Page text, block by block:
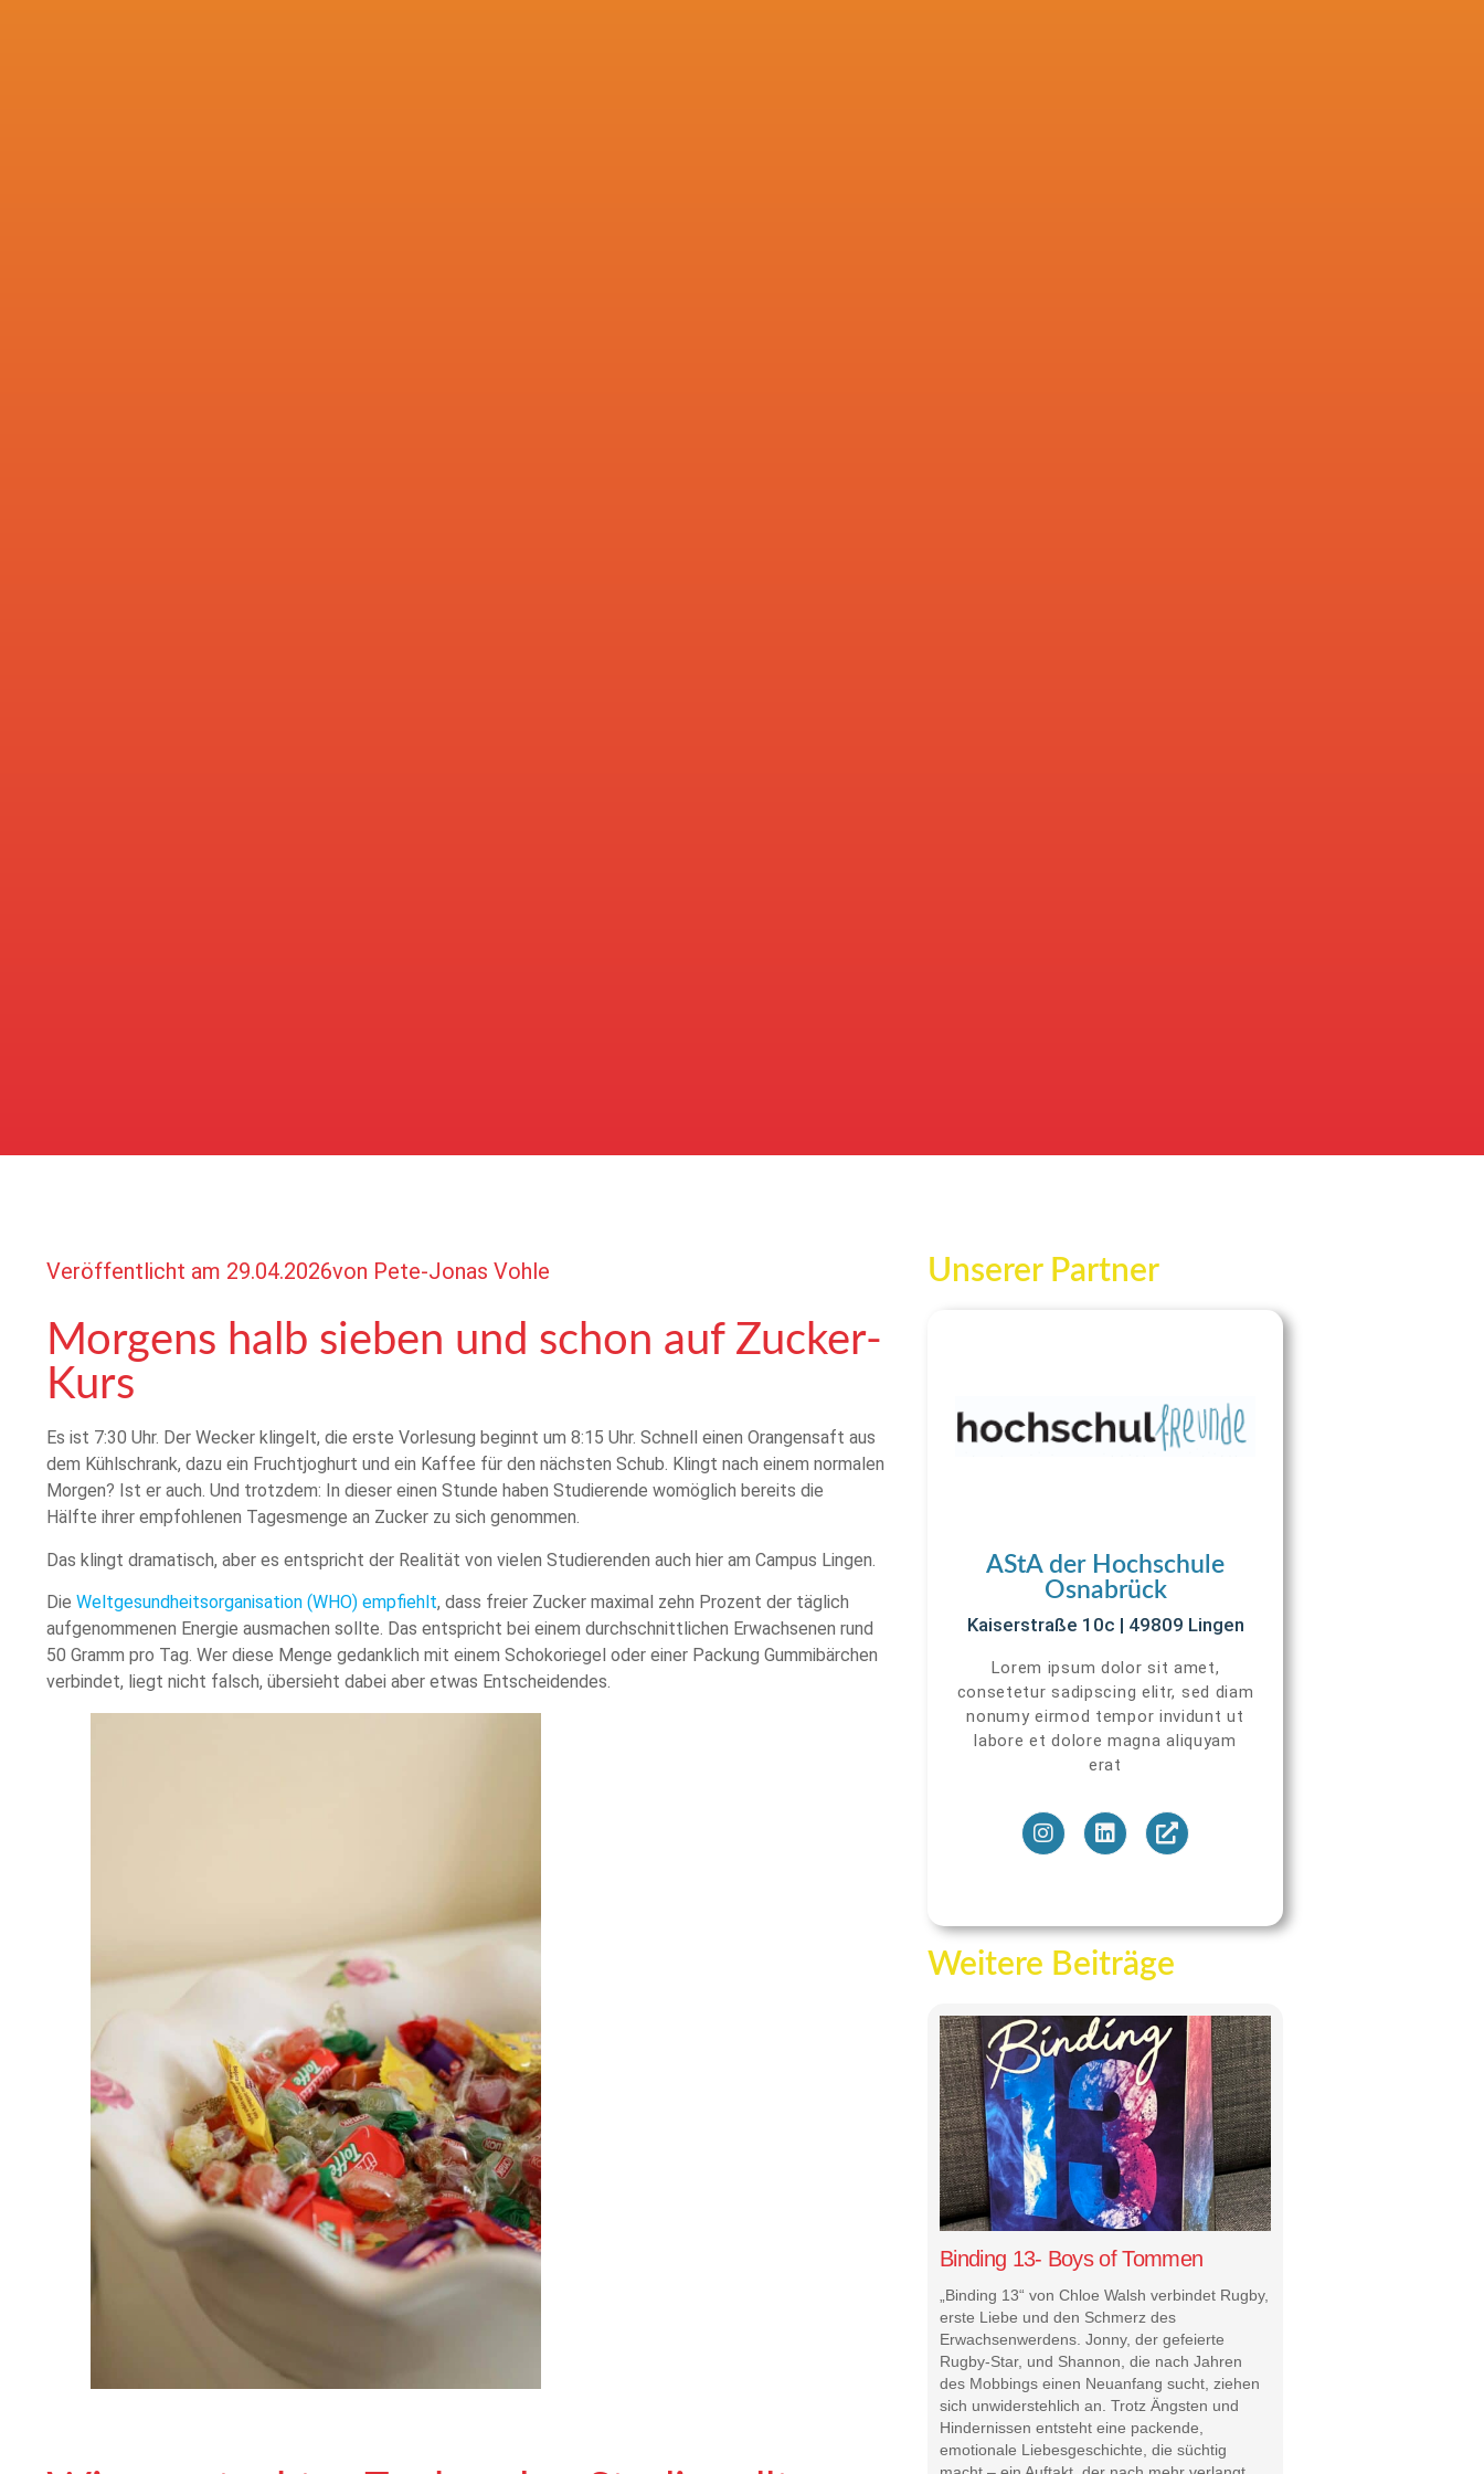
Veröffentlicht am 29.04.2026von Pete-Jonas Vohle
Morgens halb sieben und schon auf Zucker-
Kurs
Es ist 7:30 Uhr. Der Wecker klingelt, die erste Vorlesung beginnt um 8:15 Uhr. Schnell einen Orangensaft aus
dem Kühlschrank, dazu ein Fruchtjoghurt und ein Kaffee für den nächsten Schub. Klingt nach einem normalen
Morgen? Ist er auch. Und trotzdem: In dieser einen Stunde haben Studierende womöglich bereits die
Hälfte ihrer empfohlenen Tagesmenge an Zucker zu sich genommen.
Das klingt dramatisch, aber es entspricht der Realität von vielen Studierenden auch hier am Campus Lingen.
Die Weltgesundheitsorganisation (WHO) empfiehlt, dass freier Zucker maximal zehn Prozent der täglich
aufgenommenen Energie ausmachen sollte. Das entspricht bei einem durchschnittlichen Erwachsenen rund
50 Gramm pro Tag. Wer diese Menge gedanklich mit einem Schokoriegel oder einer Packung Gummibärchen
verbindet, liegt nicht falsch, übersieht dabei aber etwas Entscheidendes.
Unserer Partner
AStA der Hochschule
Osnabrück
Kaiserstraße 10c | 49809 Lingen
Lorem ipsum dolor sit amet,
consetetur sadipscing elitr, sed diam
nonumy eirmod tempor invidunt ut
labore et dolore magna aliquyam
erat
Weitere Beiträge
Binding 13- Boys of Tommen
„Binding 13“ von Chloe Walsh verbindet Rugby,
erste Liebe und den Schmerz des
Erwachsenwerdens. Jonny, der gefeierte
Rugby-Star, und Shannon, die nach Jahren
des Mobbings einen Neuanfang sucht, ziehen
sich unwiderstehlich an. Trotz Ängsten und
Hindernissen entsteht eine packende,
emotionale Liebesgeschichte, die süchtig